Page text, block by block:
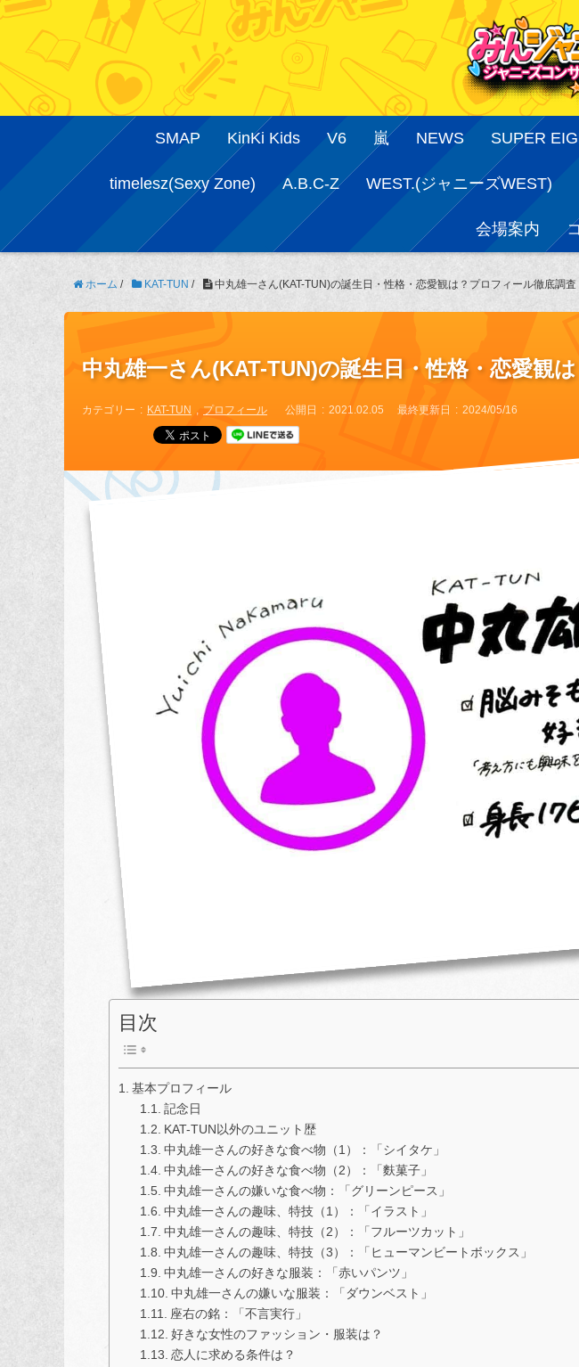
SMAP KinKi Kids V6 嵐 NEWS SUPER
timelesz(Sexy Zone) A.B.C-Z WEST.(ジャニーズWEST)
会場案内
ホーム / KAT-TUN / 中丸雄一さん(KAT-TUN)の誕生日・性格・恋愛観は？プロフィール徹底調査
中丸雄一さん(KAT-TUN)の誕生日・性格・恋愛観
カテゴリー KAT-TUN プロフィール 公開日 2021.02.05 最終更新日 2024/05/16
目次
基本プロフィール
記念日
KAT-TUN以外のユニット歴
中丸雄一さんの好きな食べ物（1）：「シイタケ」
中丸雄一さんの好きな食べ物（2）：「麩菓子」
中丸雄一さんの嫌いな食べ物：「グリーンピース」
中丸雄一さんの趣味、特技（1）：「イラスト」
中丸雄一さんの趣味、特技（2）：「フルーツカット」
中丸雄一さんの趣味、特技（3）：「ヒューマンビートボックス」
中丸雄一さんの好きな服装：「赤いパンツ」
中丸雄一さんの嫌いな服装：「ダウンベスト」
座右の銘：「不言実行」
好きな女性のファッション・服装は？
恋人に求める条件は？